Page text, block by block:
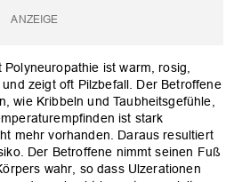
ist warm, rosig,
zeigt oft Pilzbefall. Der Betroffene
wie Kribbeln und Taubheitsgefühle,
ist stark
mehr vorhanden. Daraus resultiert
Der Betroffene nimmt seinen Fuß
wahr, so dass Ulzerationen